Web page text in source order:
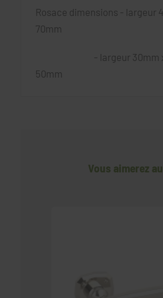
Rosace dimensions - largeur
70mm
- largeur 30mm x
50mm
Vous aimerez